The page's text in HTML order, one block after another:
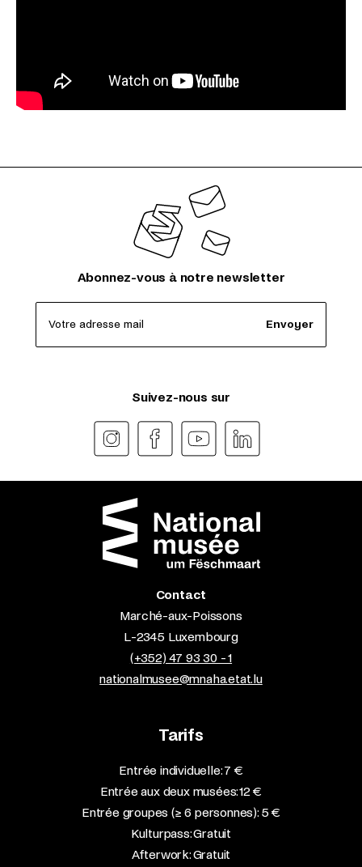
Abonnez-vous à notre newsletter
Votre adresse mail Envoyer
Suivez-nous sur
Contact
Marché-aux-Poissons
L-2345 Luxembourg
(+352) 47 93 30 - 1
nationalmusee@mnaha.etat.lu
Tarifs
Entrée individuelle: 7 €
Entrée aux deux musées: 12 €
Entrée groupes (≥ 6 personnes): 5 €
Kulturpass: Gratuit
Afterwork: Gratuit